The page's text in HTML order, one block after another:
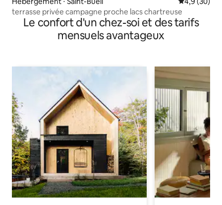
terrasse privée campagne proche lacs chartreuse
Le confort d'un chez-soi et des tarifs
mensuels avantageux